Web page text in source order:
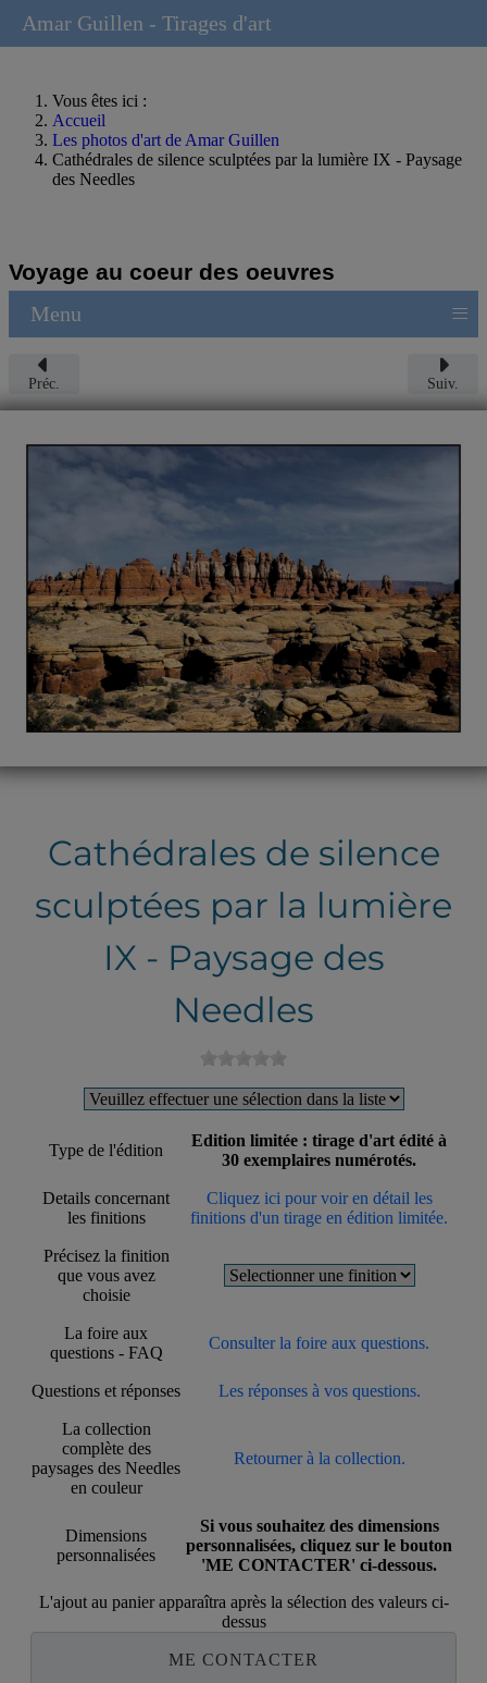
Vous êtes ici :
Accueil
Les photos d'art de Amar Guillen
Cathédrales de silence sculptées par la lumière IX - Paysage
des Needles
Voyage au coeur des oeuvres
Menu ≡
Préc. Suiv.
Cathédrales de silence
sculptées par la lumière
IX - Paysage des
Needles
Type de l'édition
Edition limitée : tirage d'art édité à
30 exemplaires numérotés.
Details concernant
les finitions
Cliquez ici pour voir en détail les
finitions d'un tirage en édition limitée.
Précisez la finition
que vous avez
choisie
La foire aux
questions - FAQ
Consulter la foire aux questions.
Questions et réponses Les réponses à vos questions.
La collection
complète des
paysages des Needles
en couleur
Retourner à la collection.
Dimensions
personnalisées
Si vous souhaitez des dimensions
personnalisées, cliquez sur le bouton
'ME CONTACTER' ci-dessous.
L'ajout au panier apparaîtra après la sélection des valeurs ci-
dessus
ME CONTACTER
Amar Guillen - Tirages d'art